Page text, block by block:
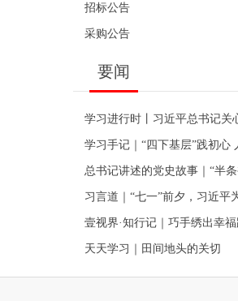
招标公告
采购公告
要闻
壹视界·知行记｜巧手绣出幸福
天天学习｜田间地头的关切